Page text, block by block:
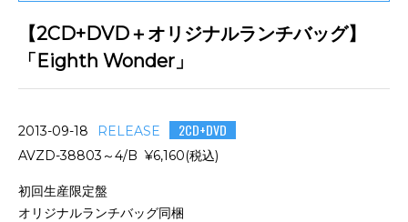
【2CD+DVD＋オリジナルランチバッグ】
「Eighth Wonder」
2013-09-18 RELEASE 2CD+DVD
AVZD-38803～4/B ¥6,160(税込)
初回生産限定盤
オリジナルランチバッグ同梱